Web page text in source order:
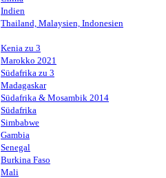
Indien
Thailand, Malaysien, Indonesien
Kenia zu 3
Marokko 2021
Südafrika zu 3
Madagaskar
Südafrika & Mosambik 2014
Südafrika
Simbabwe
Gambia
Senegal
Burkina Faso
Mali